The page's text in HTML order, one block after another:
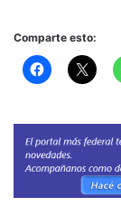
Comparte esto: